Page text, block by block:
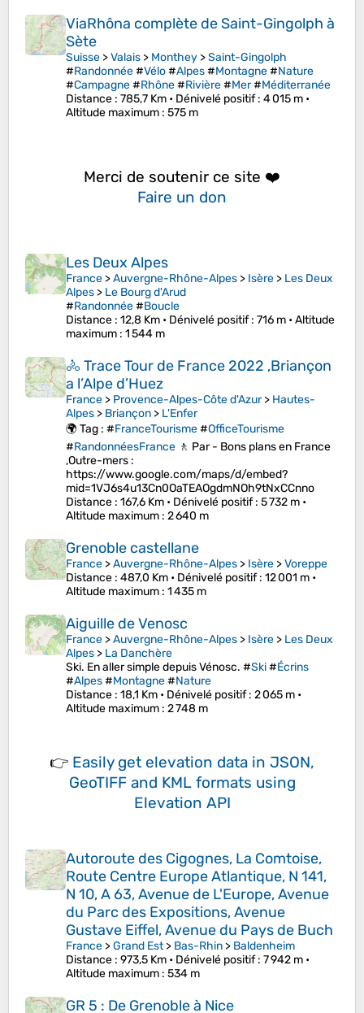
ViaRhôna complète de Saint-Gingolph à
Sète
Suisse >Valais > Monthey >Saint-Gingolph
#Randonnée#Vélo#Alpes#Montagne#Nature
#Campagne#Rhône#Rivière#Mer#Méditerranée
Distance : 785,7 Km • Dénivelé positif: 4 015 m •
Altitude maximum : 575 m
Merci de soutenir ce site ❤️
Faire un don
Les Deux Alpes
France >Auvergne-Rhône-Alpes > Isère > Les Deux
Alpes > Le Bourg d'Arud
#Randonnée#Boucle
Distance : 12,8 Km • Dénivelé positif: 716 m •Altitude
maximum : 1 544 m
🚴 Trace Tour de France 2022 ,Briançon
a l’Alpe d’Huez
France > Provence-Alpes-Côte d'Azur> Hautes-
Alpes > Briançon > L'Enfer
🌍 Tag : #FranceTourisme#OfficeTourisme
#RandonnéesFrance 🚶 Par - Bons plans en France
,Outre-mers :
https://www.google.com/maps/d/embed?
mid=1VJ6s4u13Cn0OaTEAOgdmNOh9tNxCCnno
Distance : 167,6 Km • Dénivelé positif: 5 732 m •
Altitude maximum : 2 640 m
Grenoble castellane
France >Auvergne-Rhône-Alpes > Isère >Voreppe
Distance : 487,0 Km • Dénivelé positif: 12 001 m •
Altitude maximum : 1 435 m
Aiguille de Venosc
France >Auvergne-Rhône-Alpes > Isère > Les Deux
Alpes > La Danchère
Ski. En aller simple depuis Vénosc. #Ski#Écrins
#Alpes#Montagne#Nature
Distance : 18,1 Km • Dénivelé positif: 2 065 m •
Altitude maximum : 2 748 m
👉 Easily get elevation data in JSON,
GeoTIFF and KML formats using
Elevation API
Autoroute des Cigognes, La Comtoise,
Route Centre Europe Atlantique, N 141,
N 10, A 63, Avenue de L'Europe, Avenue
du Parc des Expositions, Avenue
Gustave Eiffel, Avenue du Pays de Buch
France >Grand Est> Bas-Rhin > Baldenheim
Distance : 973,5 Km • Dénivelé positif: 7 942 m •
Altitude maximum : 534 m
GR 5 : De Grenoble à Nice